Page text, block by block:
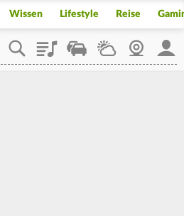
Wissen Lifestyle Reise
PlaylistStaupilotWetterWebcam